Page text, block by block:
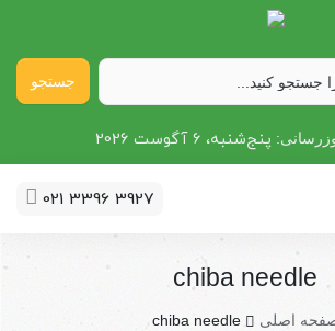
جستجو
پنج‌شنبه، 6 آگوست 2026
021 3396 3927
chiba needle
اصلی chiba needle